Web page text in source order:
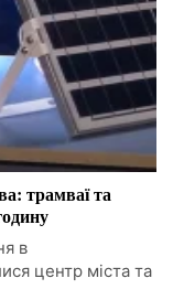
трамваї та
в
центр міста та